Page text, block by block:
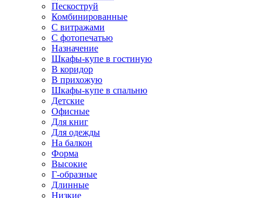
Пескоструй
Комбинированные
С витражами
С фотопечатью
Назначение
Шкафы-купе в гостиную
В коридор
В прихожую
Шкафы-купе в спальню
Детские
Офисные
Для книг
Для одежды
На балкон
Форма
Высокие
Г-образные
Длинные
Низкие